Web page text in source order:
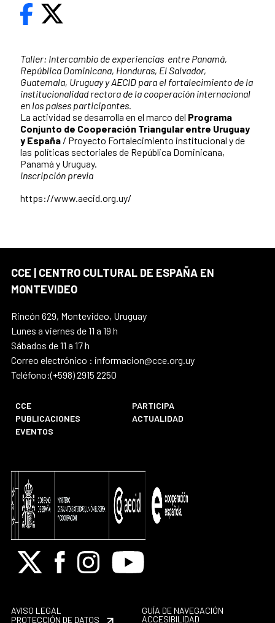
Taller: Intercambio de experiencias entre Panamá,
República Dominicana, Honduras, El Salvador,
Guatemala, Uruguay y AECID para el fortalecimiento de la
institucionalidad rectora de la cooperación internacional
en los países participantes.
La actividad se desarrolla en el marco del Programa
Conjunto de Cooperación Triangular entre Uruguay
y España / Proyecto Fortalecimiento institucional y de
las políticas sectoriales de República Dominicana,
Panamá y Uruguay.
Inscripción previa
https://www.aecid.org.uy/
CCE | CENTRO CULTURAL DE ESPAÑA EN
MONTEVIDEO
Rincón 629, Montevideo, Uruguay
Lunes a viernes de 11 a 19 h
Sábados de 11 a 17 h
Correo electrónico : informacion@cce.org.uy
Teléfono:(+598) 2915 2250
CCE
PARTICIPA
PUBLICACIONES
ACTUALIDAD
EVENTOS
X FacebookInstagramYoutube
AVISO LEGAL
PROTECCIÓN DE DATOS
GUÍA DE NAVEGACIÓN
ACCESIBILIDAD